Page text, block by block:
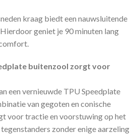
kraag biedt een nauwsluitende
geniet je 90 minuten lang
buitenzool zorgt voor
een vernieuwde TPU Speedplate
van gegoten en conische
voor tractie en voorstuwing op het
zonder enige aarzeling